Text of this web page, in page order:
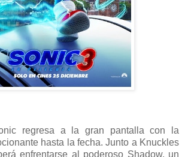
regresa a la gran pantalla con la
hasta la fecha. Junto a Knuckles
enfrentarse al poderoso Shadow, un